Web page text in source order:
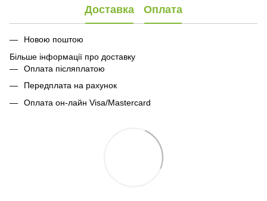
Доставка Оплата
Новою поштою
Більше інформації про доставку
Оплата післяплатою
Передплата на рахунок
Оплата он-лайн Visa/Mastercard